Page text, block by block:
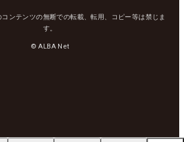
ンテンツの無断での転載、転用、コピー等は禁じま
す。
© ALBA Net